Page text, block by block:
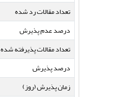
تعداد مقالات رد شده
درصد عدم پذیرش
تعداد مقالات پذیرفته شده
درصد پذیرش
زمان پذیرش (روز)